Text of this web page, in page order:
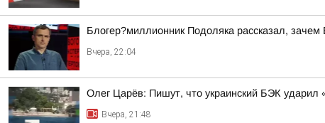
Блогер?миллионник Подоляка рассказал,
Вчера, 22:04
Олег Царёв: Пишут, что украинский БЭК ударил
Вчера, 21:48